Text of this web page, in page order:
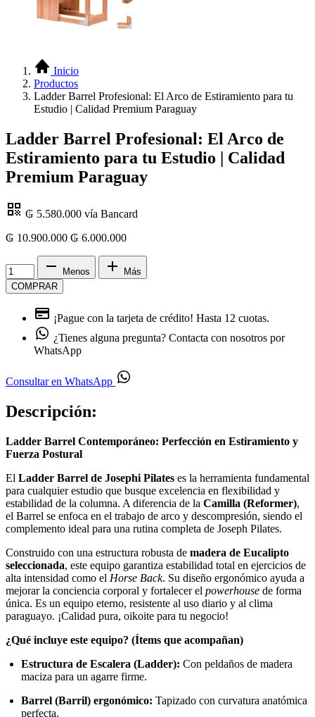
Inicio
Productos
Ladder Barrel Profesional: El Arco de Estiramiento para tu
Estudio | Calidad Premium Paraguay
Ladder Barrel Profesional: El Arco de
Estiramiento para tu Estudio | Calidad
Premium Paraguay
₲ 5.580.000 vía Bancard
₲ 10.900.000 ₲ 6.000.000
Menos
Más
COMPRAR
¡Pague con la tarjeta de crédito! Hasta 12 cuotas.
¿Tienes alguna pregunta? Contacta con nosotros por
WhatsApp
Consultar en WhatsApp
Descripción:
Ladder Barrel Contemporáneo: Perfección en Estiramiento y
Fuerza Postural
El Ladder Barrel de Josephi Pilates es la herramienta fundamental
para cualquier estudio que busque excelencia en flexibilidad y
estabilidad de la columna. A diferencia de la Camilla (Reformer),
el Barrel se enfoca en el trabajo de arco y descompresión, siendo el
complemento ideal para una rutina completa de Joseph Pilates.
Construido con una estructura robusta de madera de Eucalipto
seleccionada, este equipo garantiza estabilidad total en ejercicios de
alta intensidad como el Horse Back. Su diseño ergonómico ayuda a
mejorar la conciencia corporal y fortalecer el powerhouse de forma
única. Es un equipo eterno, resistente al uso diario y al clima
paraguayo. ¡Calidad pura, oikoite para tu negocio!
¿Qué incluye este equipo? (Ítems que acompañan)
Estructura de Escalera (Ladder): Con peldaños de madera
maciza para un agarre firme.
Barrel (Barril) ergonómico: Tapizado con curvatura anatómica
perfecta.